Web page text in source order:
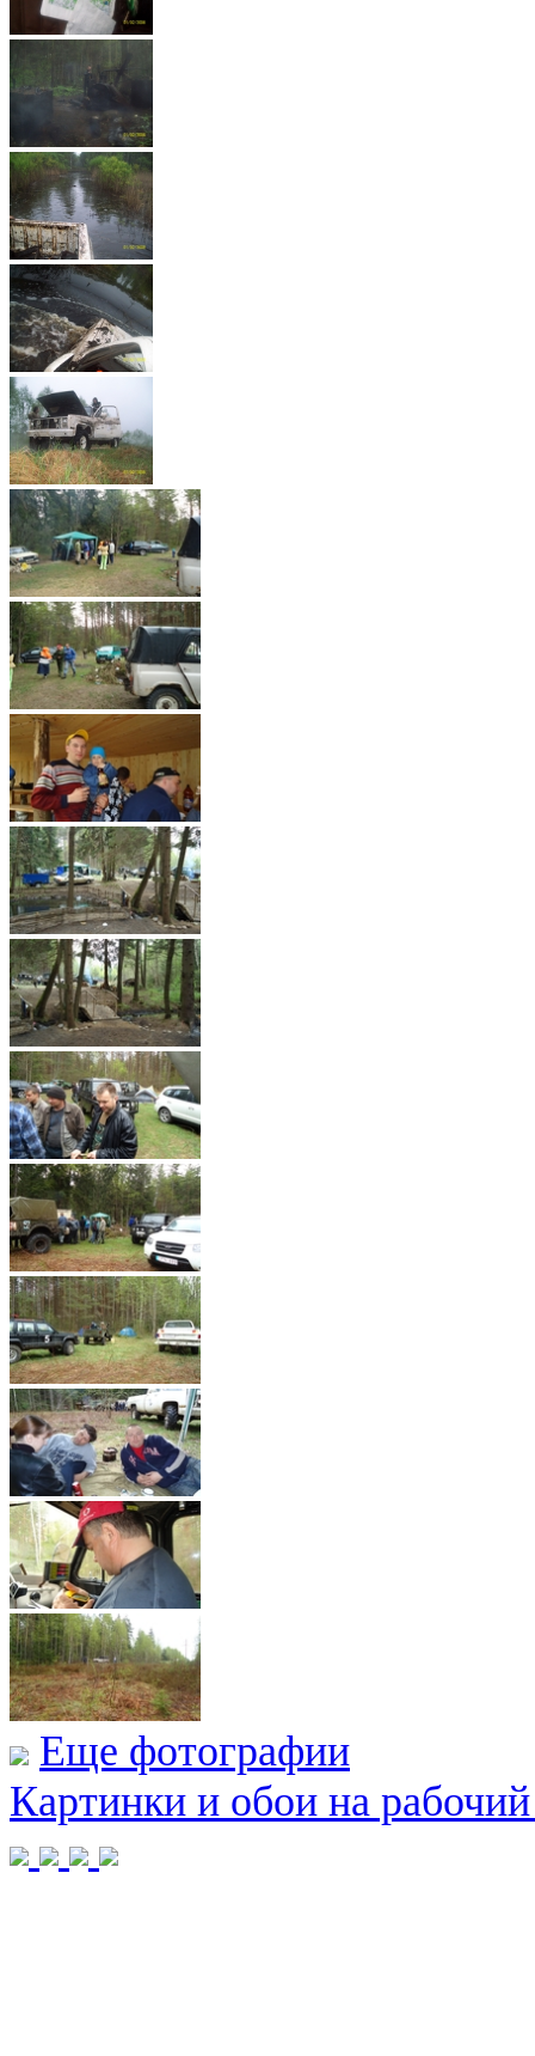
Еще фотографии
Картинки и обои на